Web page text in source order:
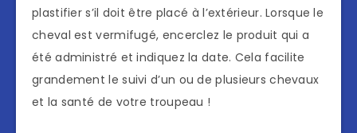
plastifier s’il doit être placé à l’extérieur. Lorsque le
cheval est vermifugé, encerclez le produit qui a
été administré et indiquez la date. Cela facilite
grandement le suivi d’un ou de plusieurs chevaux
et la santé de votre troupeau !